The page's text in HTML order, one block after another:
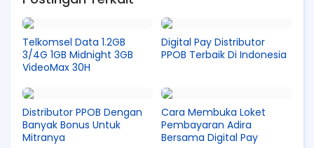
Telkomsel Data 1.2GB
3/4G 1GB Midnight 3GB
VideoMax 30H
Digital Pay Distributor
PPOB Terbaik Di Indonesia
Distributor PPOB Dengan
Banyak Bonus Untuk
Mitranya
Cara Membuka Loket
Pembayaran Adira
Bersama Digital Pay